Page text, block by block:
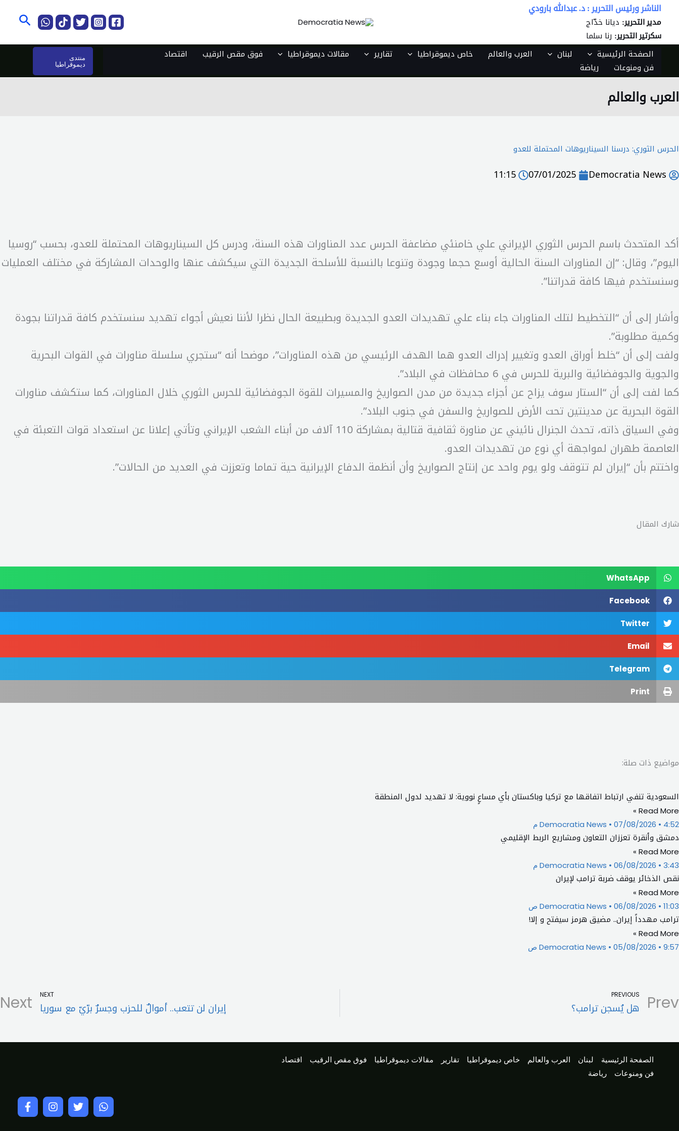
تخطي
المحتوى
الناشر ورئيس التحرير : د. عبدالله بارودي
مدير التحرير: ديانا خدّاج
سكرتير التحرير: رنا سلما
الصفحة الرئيسية لبنان العرب والعالم خاص ديموقراطيا تقارير مقالات ديموقراطيا فوق مقص الرقيب
اقتصاد
فن ومنوعات
رياضة
منتدى
ديموقراطيا
العرب والعالم
الحرس الثوري: درسنا السيناريوهات المحتملة للعدو
Democratia News
07/01/2025
11:15
أکد المتحدث باسم الحرس الثوري الإيراني علي خامنئي مضاعفة الحرس عدد المناورات هذه السنة، ودرس کل السيناريوهات المحتملة للعدو، بحسب “روسيا
اليوم”، وقال: “إن المناورات السنة الحالية أوسع حجما وجودة وتنوعا بالنسبة للأسلحة الجديدة التي سيكشف عنها والوحدات المشاركة في مختلف العمليات
وسنستخدم فيها کافة قدراتنا”.
وأشار إلى أن “التخطيط لتلك المناورات جاء بناء علي تهديدات العدو الجديدة وبطبيعة الحال نظرا لأننا نعيش أجواء تهديد سنستخدم کافة قدراتنا بجودة
وکمية مطلوبة”.
ولفت إلى أن “خلط أوراق العدو وتغيير إدراك العدو هما الهدف الرئيسي من هذه المناورات”، موضحا أنه “ستجري سلسلة مناورات في القوات البحرية
والجوية والجوفضائية والبرية للحرس في 6 محافظات في البلاد”.
كما لفت إلى أن “الستار سوف يزاح عن أجزاء جديدة من مدن الصواريخ والمسيرات للقوة الجوفضائية للحرس الثوري خلال المناورات، كما ستكشف مناورات
القوة البحرية عن مدينتين تحت الأرض للصواريخ والسفن في جنوب البلاد”.
وفي السياق ذاته، تحدث الجنرال نائيني عن مناورة ثقافية قتالية بمشارکة 110 آلاف من أبناء الشعب الإيراني وتأتي إعلانا عن استعداد قوات التعبئة في
العاصمة طهران لمواجهة أي نوع من تهديدات العدو.
واختتم بأن “إيران لم تتوقف ولو يوم واحد عن إنتاج الصواريخ وأن أنظمة الدفاع الإيرانية حية تماما وتعززت في العديد من الحالات”.
شارك المقال
WhatsApp
Facebook
Twitter
Email
Telegram
Print
مواضيع ذات صلة:
السعودية تنفي ارتباط اتفاقها مع تركيا وباكستان بأي مساعٍ نووية: لا تهديد لدول المنطقة
Read More »
Democratia News
07/08/2026 4:52 م
دمشق وأنقرة تعززان التعاون ومشاريع الربط الإقليمي
Read More »
Democratia News
06/08/2026 3:43 م
نقص الذخائر يوقف ضربة ترامب لإيران
Read More »
Democratia News
06/08/2026 11:03 ص
ترامب مهدداً إيران.. مضيق هرمز سيفتح و إلا!
Read More »
Democratia News
05/08/2026 9:57 ص
Prev
PREVIOUS
هل يُسجن ترامب؟
NEXT
إيران لن تتعب.. أموالٌ للحزب وجسرٌ برّيّ مع سوريا Next
الصفحة الرئيسية لبنان العرب والعالم خاص ديموقراطيا تقارير مقالات ديموقراطيا فوق مقص الرقيب
اقتصاد
فن ومنوعات
رياضة